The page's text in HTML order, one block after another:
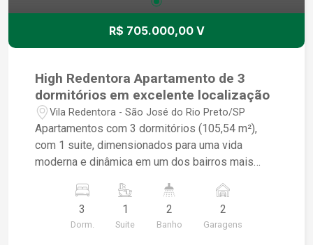
R$ 705.000,00 V
High Redentora Apartamento de 3
dormitórios em excelente localização
Vila Redentora - São José do Rio Preto/SP
Apartamentos com 3 dormitórios (105,54 m²),
com 1 suite, dimensionados para uma vida
moderna e dinâmica em um dos bairros mais
marginal da rodovia Washington Luís, ao Rio
Preto Shopping, Plaza Avenida Shopping, Super
Muffato, Pão de Açúcar, Hospital de Base e
3
Dorm.
1
Suite
2
Banho
2
Garagens